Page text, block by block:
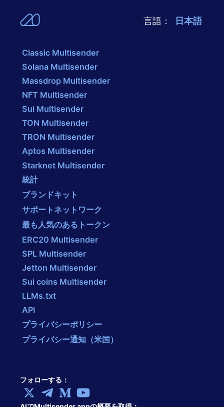
言語： 日本語
フォローする：
Classic Multisender
Solana Multisender
Massdrop Multisender
NFT Multisender
Sui Multisender
TON Multisender
TRON Multisender
Aptos Multisender
Starknet Multisender
統計
ブランドキット
サポートネットワーク
最も人気のあるトークン
ERC20 Multisender
SPL Multisender
Jetton Multisender
Sui coins Multisender
LLMs.txt
API
プライバシーポリシー
プライバシー通知（米国）